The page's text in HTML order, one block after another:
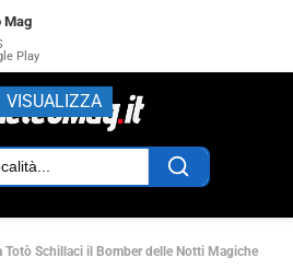
Totò Schillaci il Bomber delle Notti Magiche
Mag
Play
VISUALIZZA